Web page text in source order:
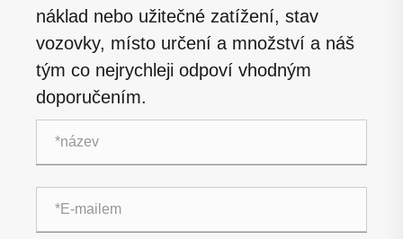
náklad nebo užitečné zatížení, stav
vozovky, místo určení a množství a náš
tým co nejrychleji odpoví vhodným
doporučením.